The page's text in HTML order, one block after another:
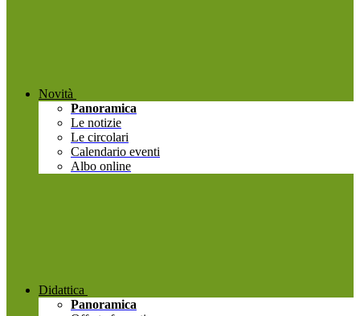
Novità
Panoramica
Le notizie
Le circolari
Calendario eventi
Albo online
Didattica
Panoramica